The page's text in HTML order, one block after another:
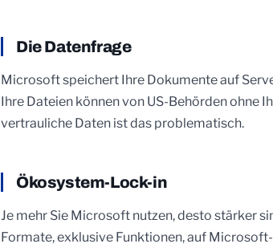
Die Datenfrage
Microsoft speichert Ihre Dokumente auf
Ihre Dateien können von US-Behörden ohne
vertrauliche Daten ist das problematisch.
Ökosystem-Lock-in
Je mehr Sie Microsoft nutzen, desto stärker
Formate, exklusive Funktionen, auf